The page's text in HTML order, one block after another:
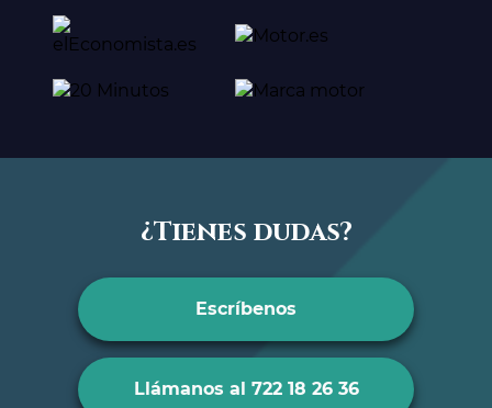
¿Tienes dudas?
Escríbenos
Llámanos al 722 18 26 36